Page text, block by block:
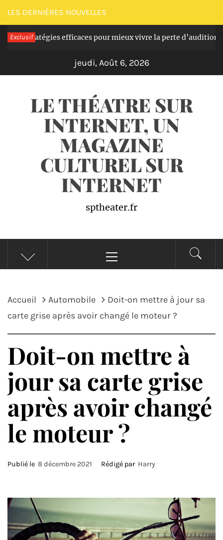
Passer
au
contenu
LES DERNIÈRES NOUVELLES
Exclusifefficaces pour mieux vivre la perte d’audition seniors
jeudi, Août 6, 2026
LE THÉATRE SUR
INTERNET, UN
MAGAZINE
CULTUREL SUR
INTERNET
sptheater.fr
principal
Accueil Automobile
Doit-on mettre à jour sa
carte grise après avoir changé le moteur ?
Doit-on mettre à
jour sa carte grise
après avoir changé
le moteur ?
Publié le 8 décembre 2021 Rédigé par Harry